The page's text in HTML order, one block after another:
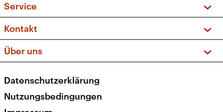
Musikliste
Kakadu – Das Kinderprogramm
Frequenzen (UKW + DAB+)
Service
FAQ
Apps
Newsletter
Veranstaltungen
Kontakt
Social Media
Über uns
Presse
Karriere
Datenschutzerklärung
Nutzungsbedingungen